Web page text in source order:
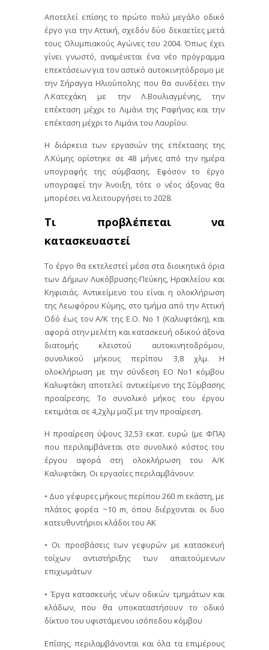
Αποτελεί επίσης το πρώτο πολύ μεγάλο οδικό
έργο για την Αττική, σχεδόν δύο δεκαετίες μετά
τους Ολυμπιακούς Αγώνες του 2004. Όπως έχει
γίνει γνωστό, αναμένεται ένα νέο πρόγραμμα
επεκτάσεων για τον αστικό αυτοκινητόδρομο με
την Σήραγγα Ηλιούπολης που θα συνδέσει την
Λ.Κατεχάκη με την Λ.Βουλιαγμένης, την
επέκταση μέχρι το Λιμάνι της Ραφήνας και την
επέκταση μέχρι το Λιμάνι του Λαυρίου.
Η διάρκεια των εργασιών της επέκτασης της
Λ.Κύμης ορίστηκε σε 48 μήνες από την ημέρα
υπογραφής της σύμβασης. Εφόσον το έργο
υπογραφεί την Άνοιξη, τότε ο νέος άξονας θα
μπορέσει να λειτουργήσει το 2028.
Τι προβλέπεται να
κατασκευαστεί
Το έργο θα εκτελεστεί μέσα στα διοικητικά όρια
των Δήμων Λυκόβρυσης-Πεύκης, Ηρακλείου και
Κηφισιάς. Αντικείμενο του είναι η ολοκλήρωση
της Λεωφόρου Κύμης, στο τμήμα από την Αττική
Οδό έως τον Α/Κ της Ε.Ο. Νο 1 (Καλυφτάκη), και
αφορά στην μελέτη και κατασκευή οδικού άξονα
διατομής κλειστού αυτοκινητοδρόμου,
συνολικού μήκους περίπου 3,8 χλμ. Η
ολοκλήρωση με την σύνδεση ΕΟ Νο1 κόμβου
Καλυφτάκη αποτελεί αντικείμενο της Σύμβασης
προαίρεσης. Το συνολικό μήκος του έργου
εκτιμάται σε 4,2χλμ μαζί με την προαίρεση.
Η προαίρεση ύψους 32,53 εκατ. ευρώ (με ΦΠΑ)
που περιλαμβάνεται στο συνολικό κόστος του
έργου αφορά στη ολοκλήρωση του Α/Κ
Καλυφτάκη. Οι εργασίες περιλαμβάνουν:
• Δυο γέφυρες μήκους περίπου 260 m εκάστη, με
πλάτος φορέα ~10 m, όπου διέρχονται οι δυο
κατευθυντήριοι κλάδοι του ΑΚ
• Οι προσβάσεις των γεφυρών με κατασκευή
τοίχων αντιστήριξης των απαιτούμενων
επιχωμάτων
• Έργα κατασκευής νέων οδικών τμημάτων και
κλάδων, που θα υποκαταστήσουν το οδικό
δίκτυο του υφιστάμενου ισόπεδου κόμβου
Επίσης, περιλαμβάνονται και όλα τα επιμέρους